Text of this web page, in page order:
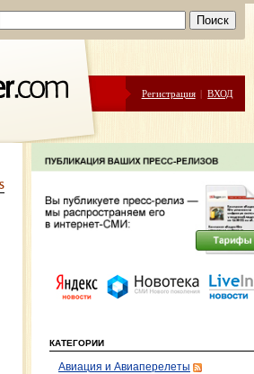
Регистрация | ВХОД
КАТЕГОРИИ
Авиация и Авиаперелеты